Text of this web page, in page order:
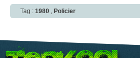
Tag : 1980 , Policier